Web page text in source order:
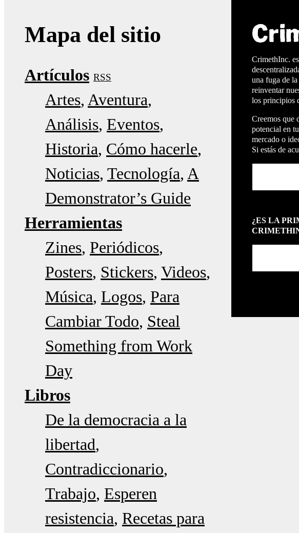
Mapa del sitio
Artículos RSS
Artes Aventura
Análisis Eventos
Historia Cómo hacerle
Noticias Tecnología A
Demonstrator’s Guide
Herramientas
Zines Periódicos
Posters Stickers Videos
Música Logos Para
Cambiar Todo Steal
Something from Work
Day
Libros
De la democracia a la
libertad
Contradiccionario
Trabajo Esperen
resistencia Recetas para
CrimethInc.
una fuga de
reinventar
los principios
Creemos que
potencial en
mercado o
Si estás de
¿ES LA